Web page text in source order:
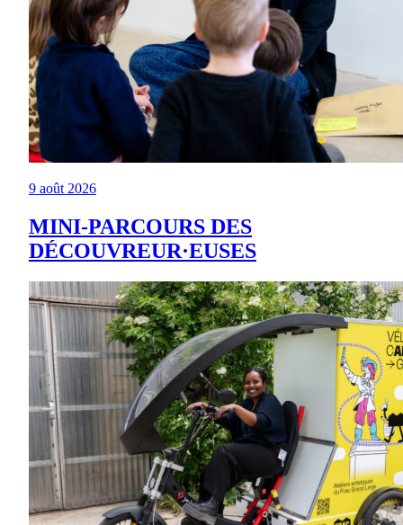
9 août 2026
MINI-PARCOURS DES
DÉCOUVREUR·EUSES